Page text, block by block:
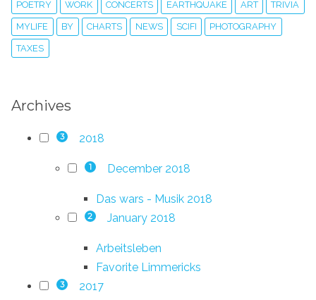
POETRY WORK CONCERTS EARTHQUAKE ART TRIVIA
MYLIFE BY CHARTS NEWS SCIFI PHOTOGRAPHY
TAXES
Archives
3 2018
1 December 2018
Das wars - Musik 2018
2 January 2018
Arbeitsleben
Favorite Limmericks
3 2017